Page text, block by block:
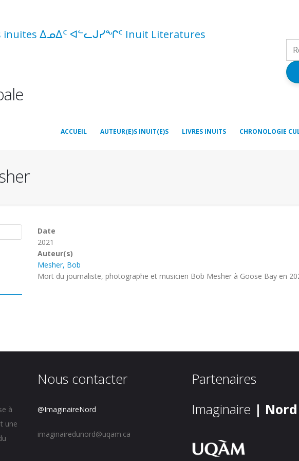
inuites ᐃᓄᐃᑦ ᐊᓪᓚᒍᓯᖏᑦ Inuit Literatures
ACCUEIL AUTEUR(E)S INUIT(E)S LIVRES INUITS CHRONOLOGIE
Date
2021
Auteur(s)
Mesher, Bob
Mort du journaliste, photographe et musicien Bob Mesher à Goose Bay en
à
une
Nous contacter
@ImaginaireNord
imaginairedunord@uqam.ca
Partenaires
Imaginaire | Nord